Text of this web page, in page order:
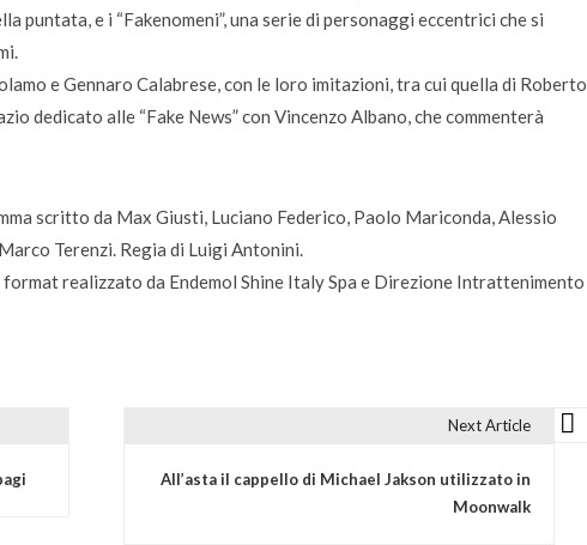
puntata, e i “Fakenomeni”, una serie di personaggi eccentrici che si
e Gennaro Calabrese, con le loro imitazioni, tra cui quella di Roberto
dedicato alle “Fake News” con Vincenzo Albano, che commenterà
scritto da Max Giusti, Luciano Federico, Paolo Mariconda, Alessio
Terenzi. Regia di Luigi Antonini.
realizzato da Endemol Shine Italy Spa e Direzione Intrattenimento
Next Article
All’asta il cappello di Michael Jakson utilizzato in
Moonwalk